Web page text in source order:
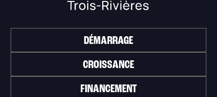
DÉMARRAGE
CROISSANCE
FINANCEMENT